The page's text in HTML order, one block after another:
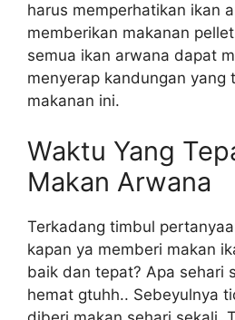
harus memperhatikan ikan
memberikan makanan
semua ikan arwana dapat
menyerap kandungan yang
makanan ini.
Waktu Yang
Makan Arwana
Terkadang timbul
kapan ya memberi makan
baik dan tepat? Apa sehari
hemat gtuhh.. Sebeyulnya